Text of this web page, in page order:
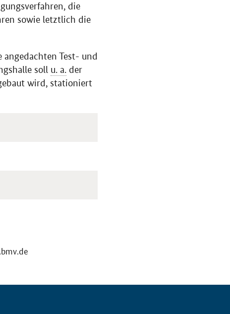
die
sowie letztlich die
Test- und
soll u. a. der
wird, stationiert